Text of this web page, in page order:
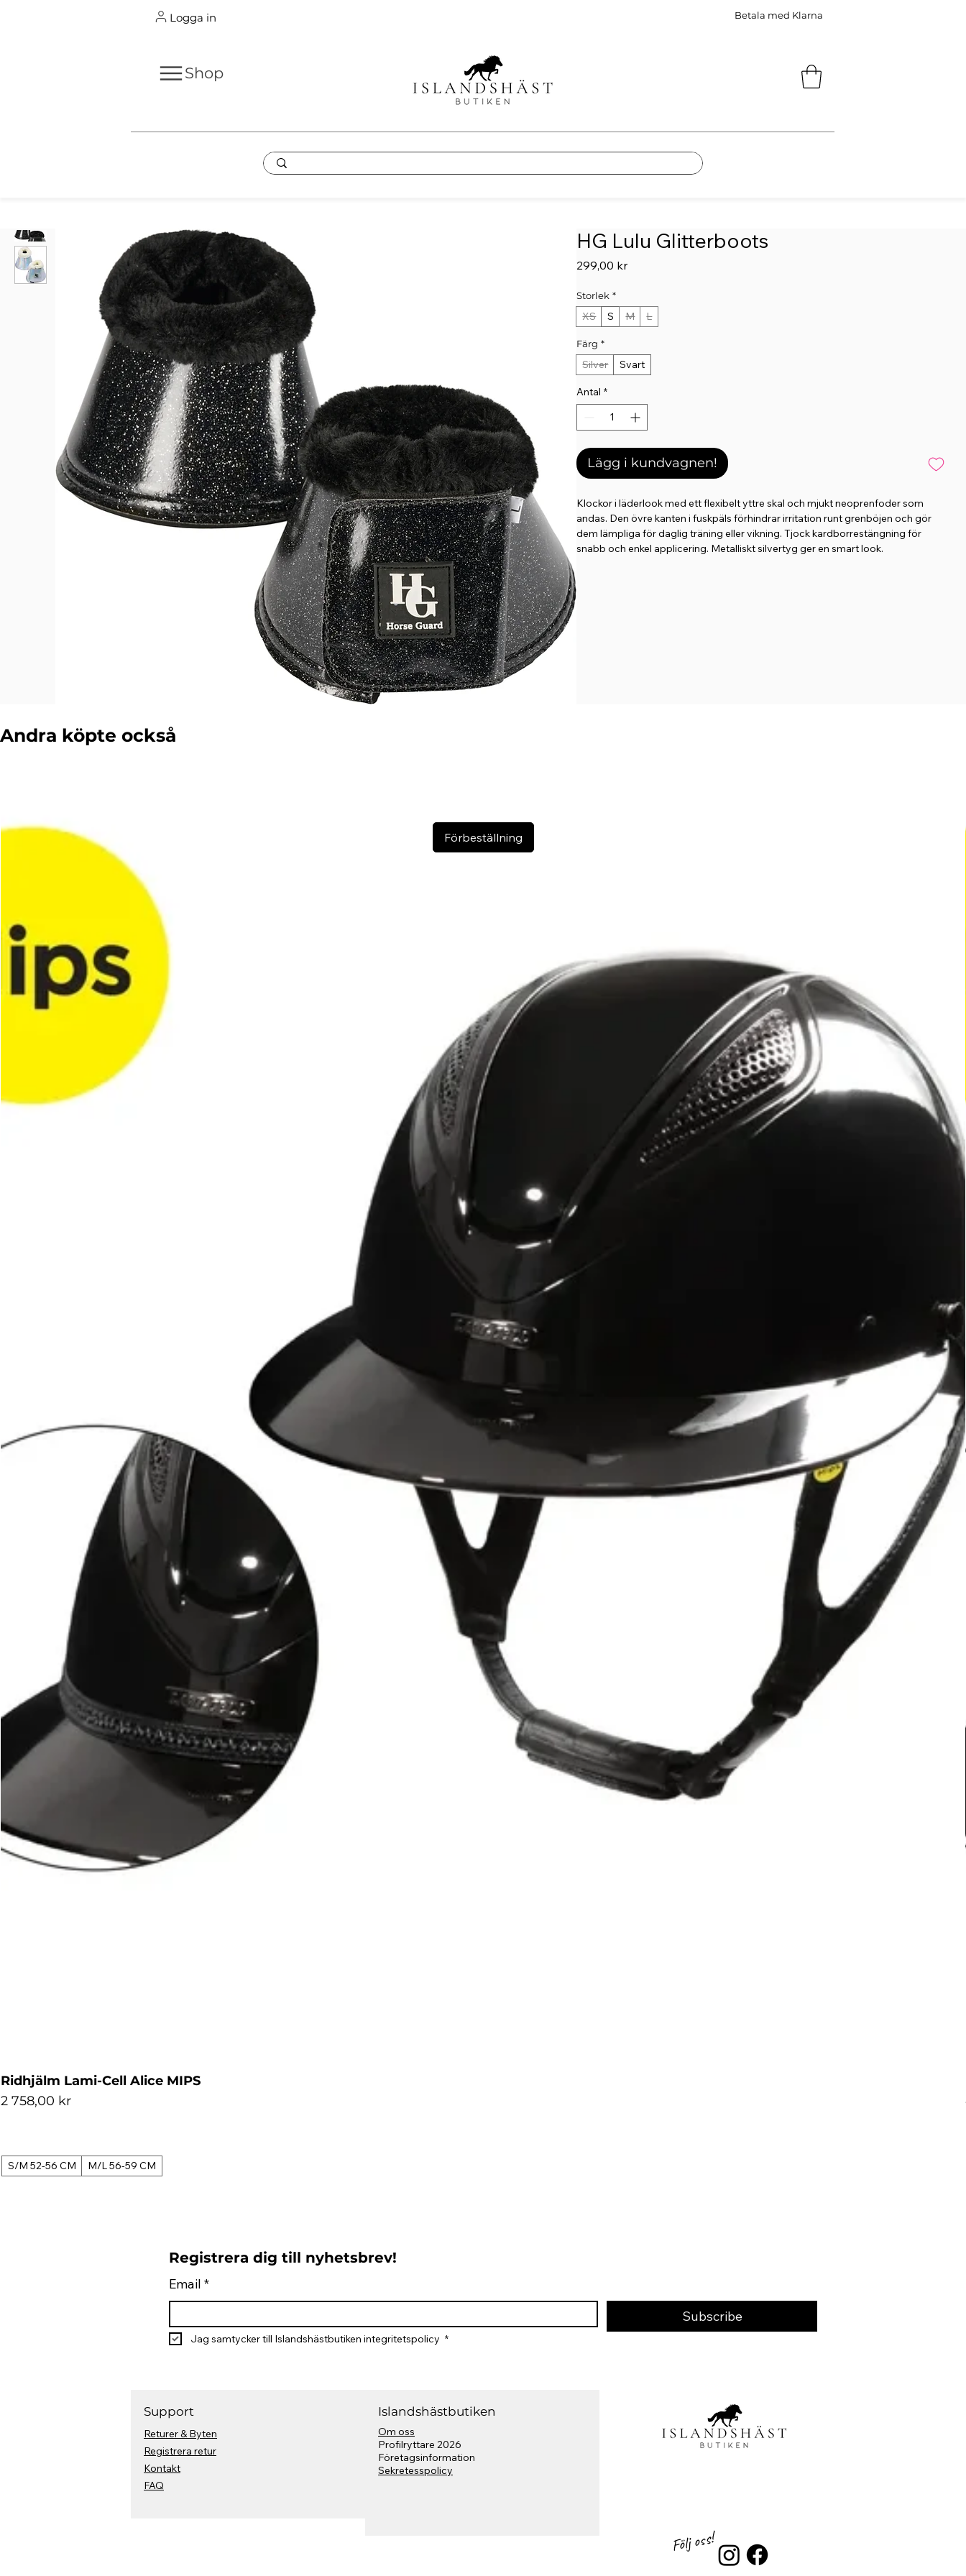
Logga in Betala med Klarna
Shop
HG Lulu Glitterboots
299,00 krPris
Storlek *
XS S M L
Färg *
Silver Svart
Antal *
Lägg i kundvagnen!
Klockor i läderlook med ett flexibelt yttre skal och mjukt neoprenfoder som
andas. Den övre kanten i fuskpäls förhindrar irritation runt grenböjen och gör
dem lämpliga för daglig träning eller vikning. Tjock kardborrestängning för
snabb och enkel applicering. Metalliskt silvertyg ger en smart look.
Andra köpte också
Förbeställning
Ridhjälm Lami-Cell Alice MIPS
Pris
2 758,00 kr
S/M 52-56 CM M/L 56-59 CM
Registrera dig till nyhetsbrev!
Email *
Subscribe
Jag samtycker till Islandshästbutiken integritetspolicy *
Support
Returer & Byten
Registrera retur
Kontakt
FAQ
Islandshästbutiken
Om oss
Profilryttare 2026
​Företagsinformation
Sekretesspolicy
Följ oss!